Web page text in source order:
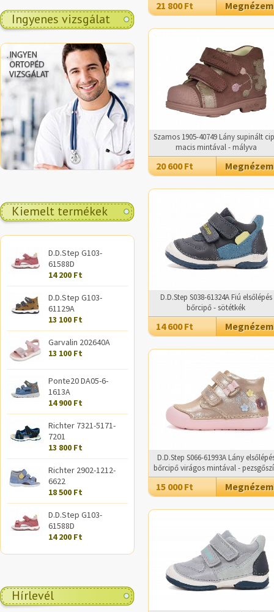
Ingyenes vizsgálat
.
Kiemelt termékek
D.D.Step G103-
61588D
14 200 Ft
D.D.Step G103-
61129A
13 100 Ft
Garvalin 202640A
13 100 Ft
Ponte20 DA05-6-
1613A
14 900 Ft
Richter 7321-5171-
7201
13 800 Ft
Richter 2902-1212-
6622
18 500 Ft
D.D.Step G103-
61588D
14 200 Ft
Hírlevél
21 800 Ft Megnézem
Szamos 1905-40749 Lány supinált
macis mintával - mályva
20 600 Ft Megnézem
D.D.Step S038-61324A Fiú elsőlépés
bőrcipő - sötétkék
14 600 Ft Megnézem
D.D.Step S066-61993A Lány
bőrcipő virágos mintával -
15 000 Ft Megnézem